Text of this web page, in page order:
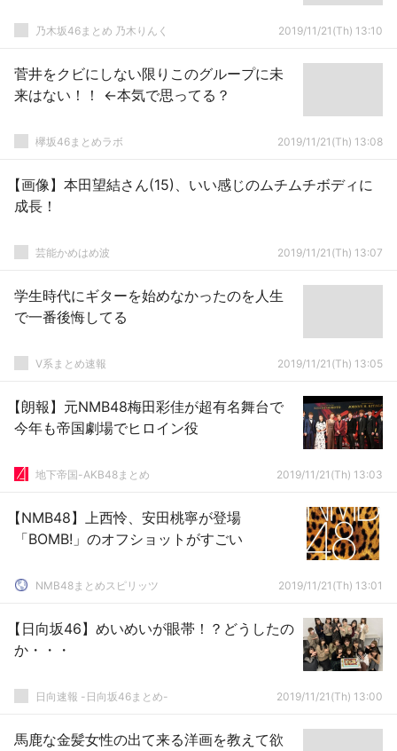
乃木坂46まとめ 乃木りんく 2019/11/21(Th) 13:10
菅井をクビにしない限りこのグループに未
来はない！！ ←本気で思ってる？
欅坂46まとめラボ 2019/11/21(Th) 13:08
【画像】本田望結さん(15)、いい感じのムチムチボディに
成長！
芸能かめはめ波 2019/11/21(Th) 13:07
学生時代にギターを始めなかったのを人生
で一番後悔してる
V系まとめ速報 2019/11/21(Th) 13:05
【朗報】元NMB48梅田彩佳が超有名舞台で
今年も帝国劇場でヒロイン役
地下帝国-AKB48まとめ 2019/11/21(Th) 13:03
【NMB48】上西怜、安田桃寧が登場
「BOMB!」のオフショットがすごい
NMB48まとめスピリッツ 2019/11/21(Th) 13:01
【日向坂46】めいめいが眼帯！？どうしたの
か・・・
日向速報 -日向坂46まとめ- 2019/11/21(Th) 13:00
馬鹿な金髪女性の出て来る洋画を教えて欲